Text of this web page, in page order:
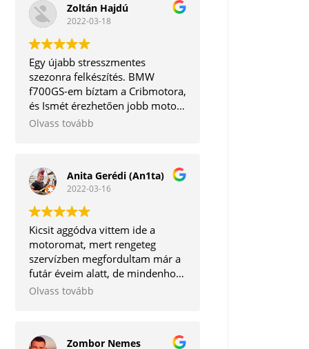
Zoltán Hajdú
2022-03-18
Egy újabb stresszmentes
szezonra felkészítés. BMW
f700GS-em bíztam a Cribmotora,
és Ismét érezhetően jobb motort
kaptam vissza. A legjobb, hogy a
egyben minden törődést
megkapott egy helyen.
Köszönöm mégegyszer!
Olvass tovább
Anita Gerédi (An1ta)
2022-03-16
Kicsit aggódva vittem ide a
motoromat, mert rengeteg
szervízben megfordultam már a
futár éveim alatt, de mindenhol
vagy lehúzás van, vagy kontár
nem lett kész 1 nap alatt a
Olvass tovább
Zombor Nemes